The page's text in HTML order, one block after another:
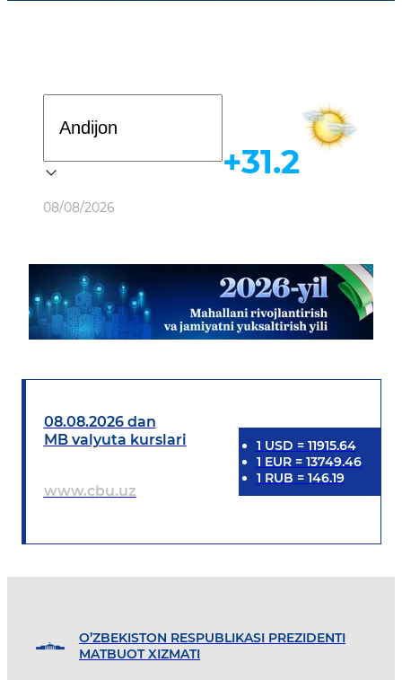
Ob-havo
08/08/2026
+31.2
08.08.2026 dan
MB valyuta kurslari
www.cbu.uz
1 USD = 11915.64
1 EUR= 13749.46
1 RUB = 146.19
O’ZBEKISTON RESPUBLIKASI PREZIDENTI
MATBUOT XIZMATI